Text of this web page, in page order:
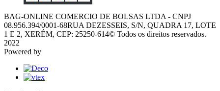
BAG-ONLINE COMERCIO DE BOLSAS LTDA - CNPJ
08.956.394/0001-68RUA DEZESSEIS, S/N, QUADRA 17, LOTE
1 E 2, XERÉM, CEP: 25250-614© Todos os direitos reservados.
2022
Powered by